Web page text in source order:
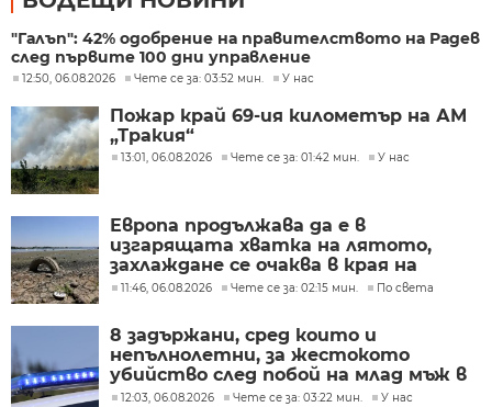
"Галъп": 42% одобрение на правителството на Радев
след първите 100 дни управление
12:50, 06.08.2026 Чете се за: 03:52 мин. У нас
Пожар край 69-ия километър на АМ
„Тракия“
13:01, 06.08.2026 Чете се за: 01:42 мин. У нас
Европа продължава да е в
изгарящата хватка на лятото,
захлаждане се очаква в края на
седмицата
11:46, 06.08.2026 Чете се за: 02:15 мин. По света
8 задържани, сред които и
непълнолетни, за жестокото
убийство след побой на млад мъж в
Пловдив
12:03, 06.08.2026 Чете се за: 03:22 мин. У нас